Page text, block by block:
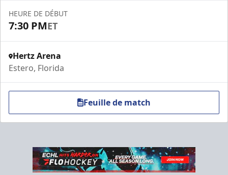
HEURE DE DÉBUT
7:30 PMET
Hertz Arena
Estero, Florida
Feuille de match